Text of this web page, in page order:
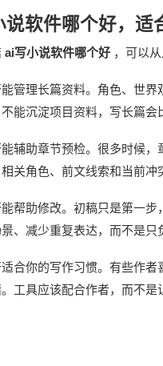
说软件哪个好，适
ai写小说软件哪个好 ，可以
管理长篇资料。角色、世
能沉淀项目资料，写长篇会
辅助章节预检。很多时候
关角色、前文线索和当前冲
帮助修改。初稿只是第一
、减少重复表达，而不是只
合你的写作习惯。有些作
工具应该配合作者，而不是